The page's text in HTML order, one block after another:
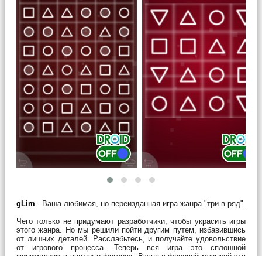
gLim - Ваша любимая, но переизданная игра жанра "три в ряд".
Чего только не придумают разработчики, чтобы украсить игры
этого жанра. Но мы решили пойти другим путем, избавившись
от лишних деталей. Расслабьтесь, и получайте удовольствие
от игрового процесса. Теперь вся игра это сплошной